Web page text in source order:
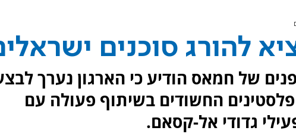
להורג סוכנים
של חמאס הודיע כי הארגון נערך
החשודים בשיתוף פעולה עם
גדודי אל-קסאם.